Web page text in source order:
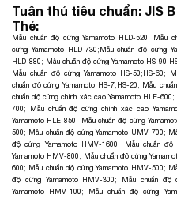
Tuân thủ tiêu chuẩn: JIS B
Thẻ:
Mẫu chuẩn độ cứng Yamamoto HLD-520; Mẫu
cứng Yamamoto HLD-730;Mẫu chuẩn độ cứng
HLD-880; Mẫu chuẩn độ cứng Yamamoto HS-
Mẫu chuẩn độ cứng Yamamoto HS-50;HS-60;
chuẩn độ cứng Yamamoto HS-7;HS-20; Mẫu
chuẩn độ cứng chính xác cao Yamamoto HLE-600;
700; Mẫu chuẩn độ cứng chính xác cao
Yamamoto HLE-850; Mẫu chuẩn độ cứng
500; Mẫu chuẩn độ cứng Yamamoto UMV-700;
độ cứng Yamamoto HMV-1600; Mẫu chuẩn độ
Yamamoto HMV-800; Mẫu chuẩn độ cứng
600; Mẫu chuẩn độ cứng Yamamoto HMV-500;
độ cứng Yamamoto HMV-300; Mẫu chuẩn độ
Yamamoto HMV-100; Mẫu chuẩn độ cứng